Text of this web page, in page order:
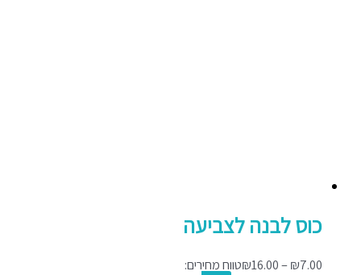
כוס לבנה לצביעה
₪7.00
–
₪16.00 טווח מחירים: